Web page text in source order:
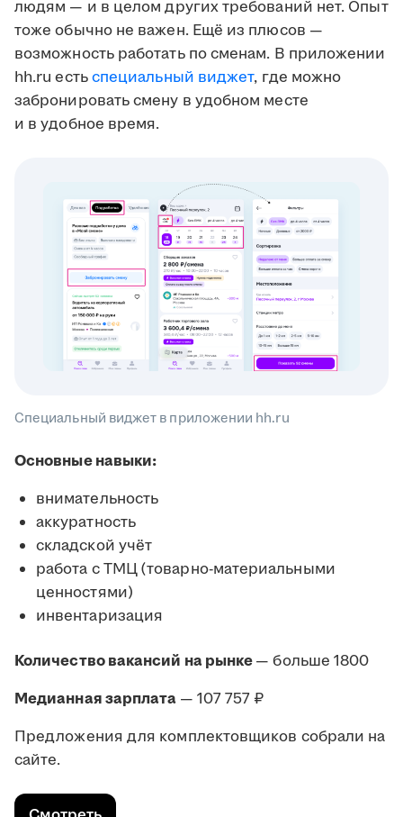
людям — и в целом других требований нет. Опыт
тоже обычно не важен. Ещё из плюсов —
возможность работать по сменам. В приложении
hh.ru естьспециальный виджет, где можно
забронировать смену в удобном месте
и в удобное время.
Специальный виджет в приложении hh.ru
Основные навыки:
внимательность
аккуратность
складской учёт
работа с ТМЦ (товарно-материальными
ценностями)
инвентаризация
Количество вакансий на рынке— больше 1800
Медианная зарплата — 107 757 ₽
Предложения для комплектовщиков собрали на
сайте.